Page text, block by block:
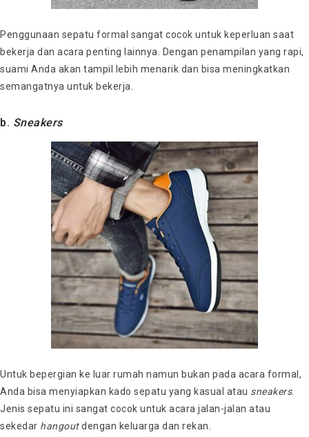
Penggunaan sepatu formal sangat cocok untuk keperluan saat
bekerja dan acara penting lainnya. Dengan penampilan yang rapi,
suami Anda akan tampil lebih menarik dan bisa meningkatkan
semangatnya untuk bekerja.
b. Sneakers
Untuk bepergian ke luar rumah namun bukan pada acara formal,
Anda bisa menyiapkan kado sepatu yang kasual atau sneakers.
Jenis sepatu ini sangat cocok untuk acara jalan-jalan atau
sekedar hangoutdengan keluarga dan rekan.